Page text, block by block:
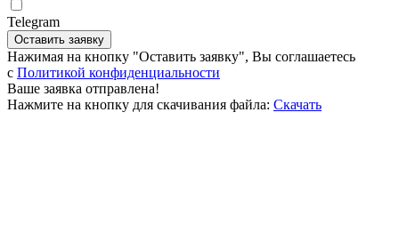
Telegram
Оставить заявку
Нажимая на кнопку "Оставить заявку", Вы соглашаетесь
c Политикой конфиденциальности
Ваше заявка отправлена!
Нажмите на кнопку для скачивания файла: Скачать